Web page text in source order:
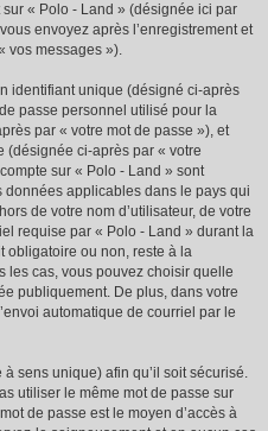
« Polo - Land » (désignée ici par
envoyez après l’enregistrement et
vos messages »).
identifiant unique (désigné ci-après
passe personnel utilisé pour la
par « votre mot de passe »), et
ci-après par « votre
sur « Polo - Land » sont
applicables dans le pays qui
de votre nom d’utilisateur, de votre
requise par « Polo - Land » durant la
obligatoire ou non, reste à la
les cas, vous pouvez choisir quelle
publiquement. De plus, dans votre
automatique de courriel par le
sens unique) afin qu’il soit sécurisé.
utiliser le même mot de passe sur
de passe est le moyen d’accès à